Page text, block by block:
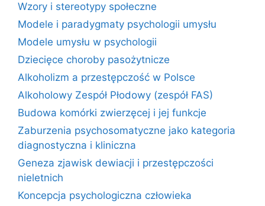
Wzory i stereotypy społeczne
Modele i paradygmaty psychologii umysłu
Modele umysłu w psychologii
Dziecięce choroby pasożytnicze
Alkoholizm a przestępczość w Polsce
Alkoholowy Zespół Płodowy (zespół FAS)
Budowa komórki zwierzęcej i jej funkcje
Zaburzenia psychosomatyczne jako kategoria
diagnostyczna i kliniczna
Geneza zjawisk dewiacji i przestępczości
nieletnich
Koncepcja psychologiczna człowieka